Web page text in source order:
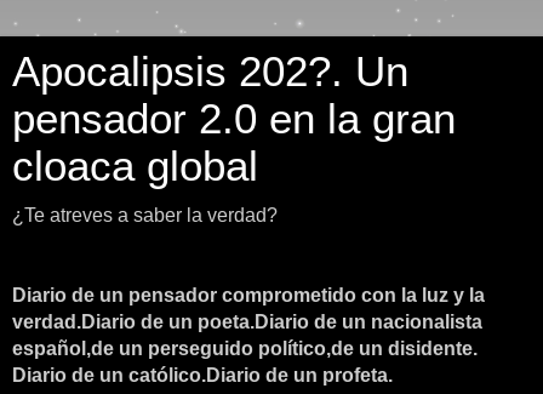
Apocalipsis 202?. Un
pensador 2.0 en la gran
cloaca global
¿Te atreves a saber la verdad?
Diario de un pensador comprometido con la luz y la
verdad.Diario de un poeta.Diario de un nacionalista
español,de un perseguido político,de un disidente.
Diario de un católico.Diario de un profeta.